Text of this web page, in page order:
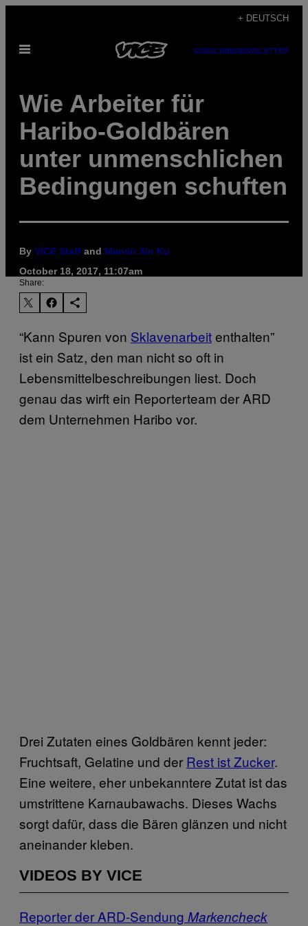
content
+ DEUTSCH
Open
SUBSCRIBENEWSLETTER
Wie Arbeiter für
Haribo-Goldbären
unter unmenschlichen
Bedingungen schuften
By VICE Staff and Marvin Xin Ku
October 18, 2017, 11:07am
Share:
“Kann Spuren von Sklavenarbeitenthalten”
ist ein Satz, den man nicht so oft in
Lebensmittelbeschreibungen liest. Doch
genau das wirft ein Reporterteam der ARD
dem Unternehmen Haribo vor.
Drei Zutaten eines Goldbären kennt jeder:
Fruchtsaft, Gelatine und der Rest ist Zucker.
Eine weitere, eher unbekanntere Zutat ist das
umstrittene Karnaubawachs. Dieses Wachs
sorgt dafür, dass die Bären glänzen und nicht
aneinander kleben.
VIDEOS BY VICE
Reporter der ARD-Sendung Markencheck